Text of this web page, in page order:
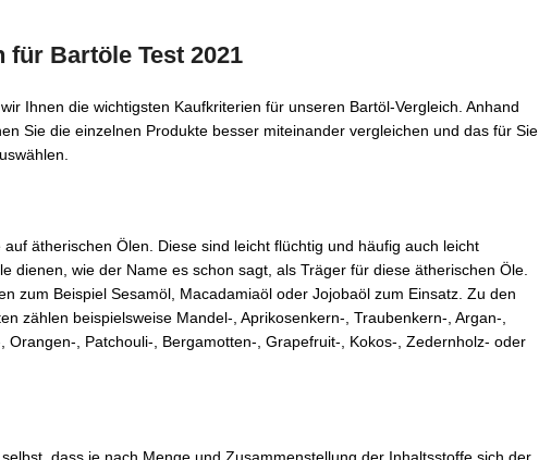
für Bartöle Test 2021
Ihnen die wichtigsten Kaufkriterien für unseren Bartöl-Vergleich. Anhand
Sie die einzelnen Produkte besser miteinander vergleichen und das für Sie
auf ätherischen Ölen. Diese sind leicht flüchtig und häufig auch leicht
dienen, wie der Name es schon sagt, als Träger für diese ätherischen Öle.
zum Beispiel Sesamöl, Macadamiaöl oder Jojobaöl zum Einsatz. Zu den
zählen beispielsweise Mandel-, Aprikosenkern-, Traubenkern-, Argan-,
Orangen-, Patchouli-, Bergamotten-, Grapefruit-, Kokos-, Zedernholz- oder